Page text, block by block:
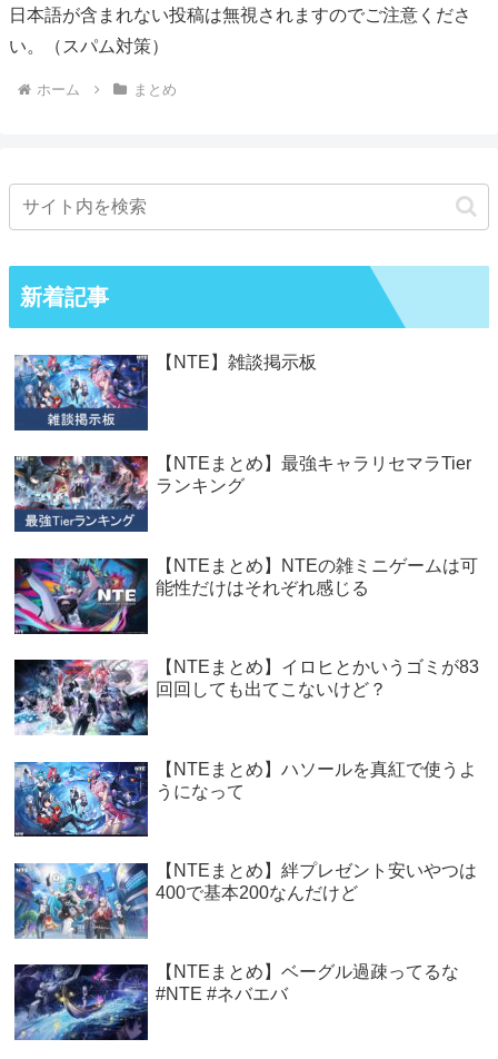
日本語が含まれない投稿は無視されますのでご注意くださ
い。（スパム対策）
ホーム まとめ
新着記事
【NTE】雑談掲示板
【NTEまとめ】最強キャラリセマラTier
ランキング
【NTEまとめ】NTEの雑ミニゲームは可
能性だけはそれぞれ感じる
【NTEまとめ】イロヒとかいうゴミが83
回回しても出てこないけど？
【NTEまとめ】ハソールを真紅で使うよ
うになって
【NTEまとめ】絆プレゼント安いやつは
400で基本200なんだけど
【NTEまとめ】ベーグル過疎ってるな
#NTE #ネバエバ